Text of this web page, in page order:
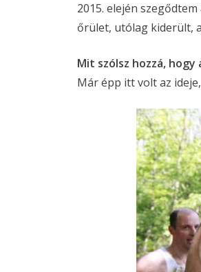
2015. elején
őrület, utólag kiderült,
Mit szólsz hozzá,
Már épp itt volt az